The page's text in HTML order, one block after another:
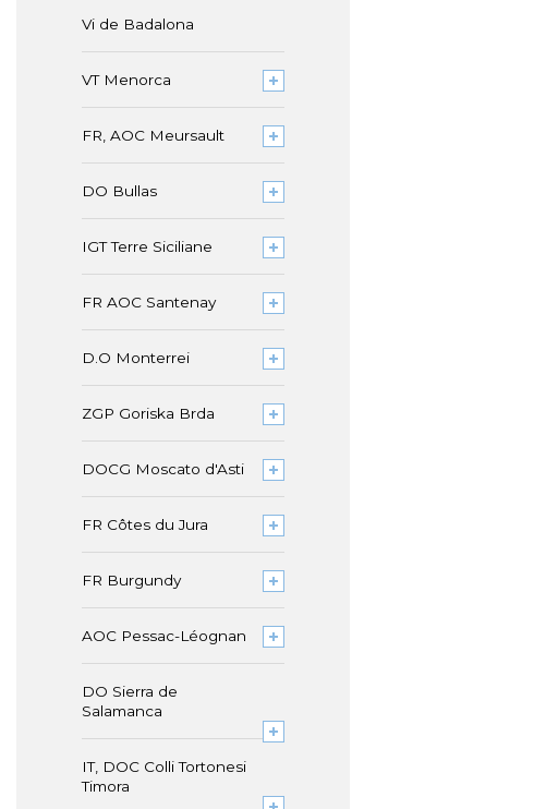
Vi de Badalona
VT Menorca
FR, AOC Meursault
DO Bullas
IGT Terre Siciliane
FR AOC Santenay
D.O Monterrei
ZGP Goriska Brda
DOCG Moscato d'Asti
FR Côtes du Jura
FR Burgundy
AOC Pessac-Léognan
DO Sierra de
Salamanca
IT, DOC Colli Tortonesi
Timora